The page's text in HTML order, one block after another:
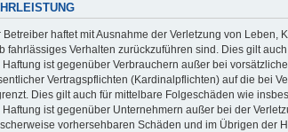
Betreiber haftet mit Ausnahme der Verletzung von
fahrlässiges Verhalten zurückzuführen sind. Dies gilt
Haftung ist gegenüber Verbrauchern außer bei
Vertragspflichten (Kardinalpflichten) auf die bei
Dies gilt auch für mittelbare Folgeschäden wie
Haftung ist gegenüber Unternehmern außer bei der
vorhersehbaren Schäden und im Übrigen der